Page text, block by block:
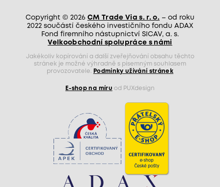
Copyright © 2026 CM Trade Via s. r. o. – od roku
2022 součástí českého investičního fondu ADAX
Fond firemního nástupnictví SICAV, a. s.
Velkoobchodní spolupráce s námi
Jakékoliv kopírování a další zveřejňování obsahu těchto
stránek je možné výhradně s písemným souhlasem
provozovatele.
Podmínky užívání stránek
E-shop na míru od PUXdesign